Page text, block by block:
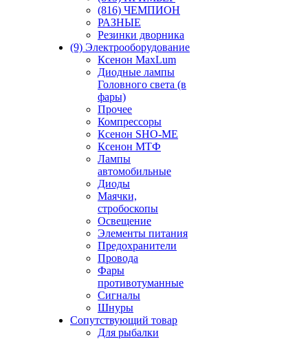
(816) ЧЕМПИОН
РАЗНЫЕ
Резинки дворника
(9) Электрооборудование
Ксенон MaxLum
Диодные лампы
Головного света (в
фары)
Прочее
Компрессоры
Ксенон SHO-ME
Ксенон МТФ
Лампы
автомобильные
Диоды
Маячки,
стробоскопы
Освещение
Элементы питания
Предохранители
Провода
Фары
противотуманные
Сигналы
Шнуры
Сопутствующий товар
Для рыбалки